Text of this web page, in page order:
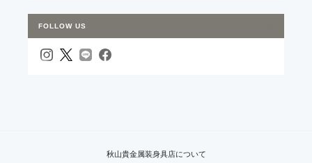
FOLLOW US
秋山貴金属装身具店について